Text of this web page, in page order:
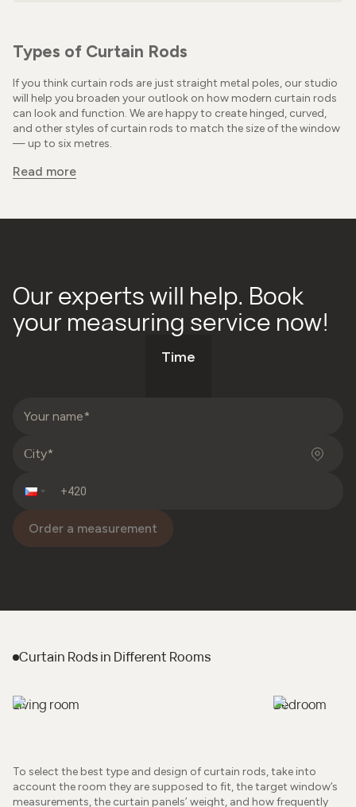
Types of Curtain Rods
If you think curtain rods are just straight metal poles, our studio
will help you broaden your outlook on how modern curtain rods
can look and function. We are happy to create hinged, curved,
and other styles of curtain rods to match the size of the window
— up to six metres.
Read more
Order a measurement
Time
Our experts will help. Book
your measuring service now!
Curtain Rodsin Different Rooms
Living room Bedroom
To select the best type and design of curtain rods, take into
account the room they are supposed to fit, the target window’s
measurements, the curtain panels’ weight, and how frequently